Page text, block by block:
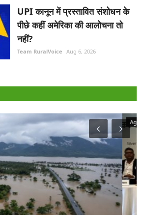
UPI कानून में प्रस्तावित संशोधन के
पीछे कहीं अमेरिका की आलोचना तो
नहीं?
Team RuralVoice Aug 6, 2026
NACOF Awards 2022